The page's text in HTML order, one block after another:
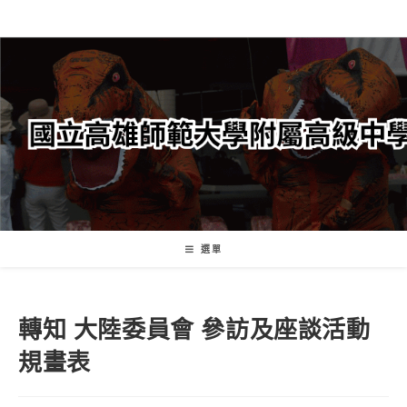
轉
要
內
容
選單
轉知 大陸委員會 參訪及座談活動
規畫表